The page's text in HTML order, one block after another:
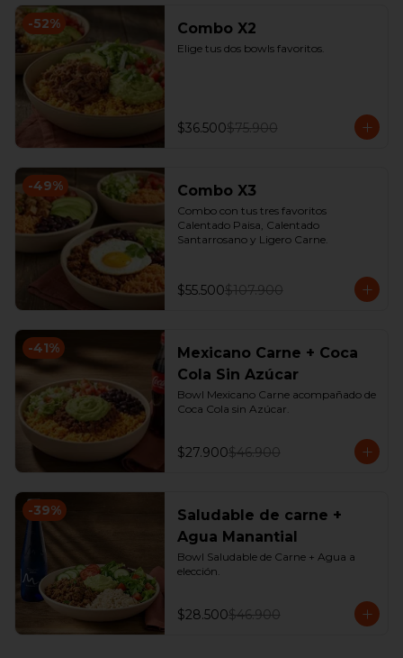
-52% Combo X2
Elige tus dos bowls favoritos.
$36.500$75.900
-49% Combo X3
Combo con tus tres favoritos
Calentado Paisa, Calentado
Santarrosano y Ligero Carne.
$55.500$107.900
-41%
Mexicano Carne + Coca
Cola Sin Azúcar
Bowl Mexicano Carne acompañado de
Coca Cola sin Azúcar.
$27.900$46.900
-39%
Saludable de carne +
Agua Manantial
Bowl Saludable de Carne + Agua a
elección.
$28.500$46.900